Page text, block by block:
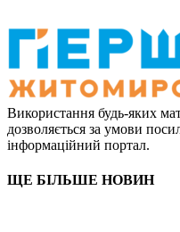
Використання будь-яких
дозволяється за умови
інформаційний портал.
ЩЕ БІЛЬШЕ НОВИН